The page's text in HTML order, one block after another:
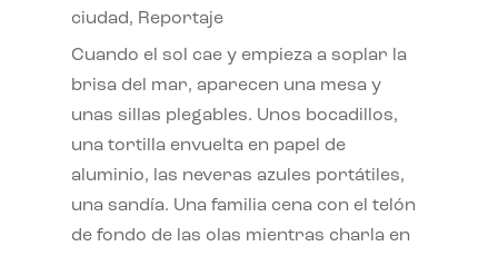
ciudad, Reportaje
Cuando el sol cae y empieza a soplar la
brisa del mar, aparecen una mesa y
unas sillas plegables. Unos bocadillos,
una tortilla envuelta en papel de
aluminio, las neveras azules portátiles,
una sandía. Una familia cena con el telón
de fondo de las olas mientras charla en